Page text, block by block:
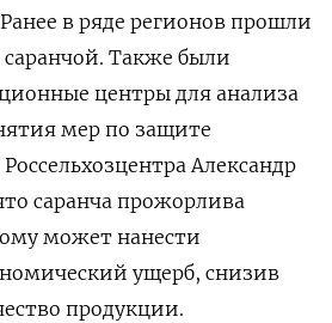
в ряде регионов прошли
саранчой. Также были
центры для анализа
мер по защите
Александр
саранча прожорлива
может нанести
ущерб, снизив
продукции.